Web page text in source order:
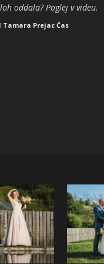
oddala? Poglej v videu.
Tamara Prejac Čas